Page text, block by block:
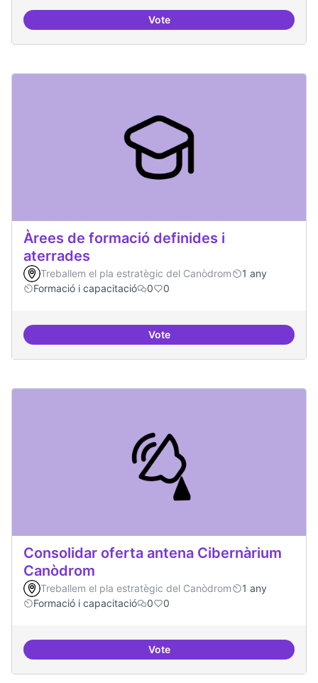
VoteMecanismes de gpvernança
Àrees de formació definides i
aterrades
Treballem el pla estratègic del Canòdrom
1 any
Formació i capacitació
0 0
VoteÀrees de formació definides i
Consolidar oferta antena Cibernàrium
Canòdrom
Treballem el pla estratègic del Canòdrom
1 any
Formació i capacitació
0 0
VoteConsolidar oferta antena